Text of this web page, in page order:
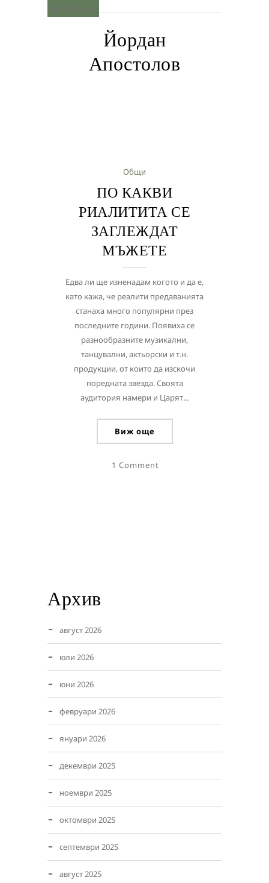
Йордан
Апостолов
Общи
ПО КАКВИ
РИАЛИТИТА СЕ
ЗАГЛЕЖДАТ
МЪЖЕТЕ
Едва ли ще изненадам когото и да е,
като кажа, че реалити предаванията
станаха много популярни през
последните години. Появиха се
разнообразните музикални,
танцувални, актьорски и т.н.
продукции, от които да изскочи
поредната звезда. Своята
аудитория намери и Царят...
Виж още
1 Comment
Архив
август 2026
юли 2026
юни 2026
февруари 2026
януари 2026
декември 2025
ноември 2025
октомври 2025
септември 2025
август 2025